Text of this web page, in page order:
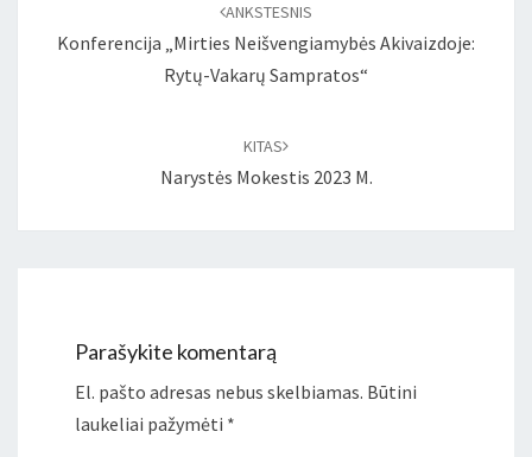
ANKSTESNIS
Konferencija „Mirties Neišvengiamybės Akivaizdoje:
Rytų-Vakarų Sampratos“
KITAS
Narystės Mokestis 2023 M.
Parašykite komentarą
El. pašto adresas nebus skelbiamas. Būtini
laukeliai pažymėti *